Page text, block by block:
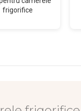
frigorifice